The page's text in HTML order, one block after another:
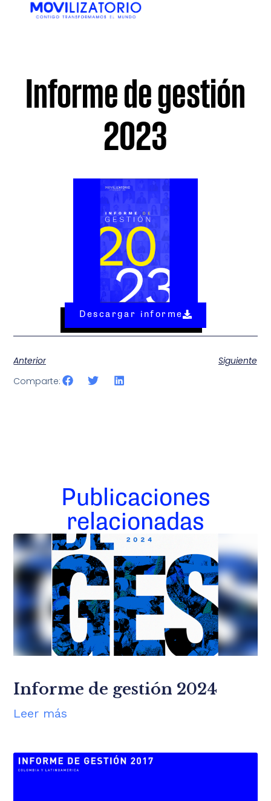
Informe de gestión
2023
Descargar informe
Anterior
Siguiente
Comparte:
Publicaciones
relacionadas
Informe de gestión 2024
Leer más